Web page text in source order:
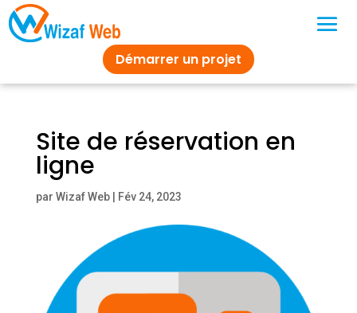
Démarrer un projet
Site de réservation en
ligne
par Wizaf Web| Fév 24, 2023